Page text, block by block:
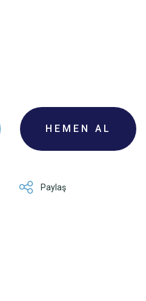
HEMEN AL
Paylaş